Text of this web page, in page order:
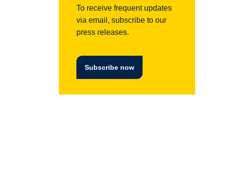
To receive frequent updates
via email, subscribe to our
press releases.
Subscribe now